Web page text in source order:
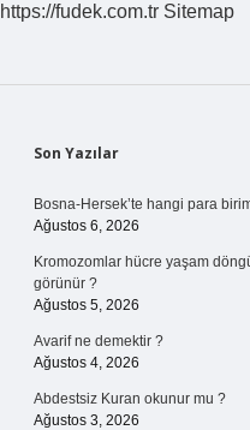
https://fudek.com.tr Sitemap
Sidebar
Son Yazılar
Bosna-Hersek’te hangi para
Ağustos 6, 2026
Kromozomlar hücre yaşam
görünür ?
Ağustos 5, 2026
Avarif ne demektir ?
Ağustos 4, 2026
Abdestsiz Kuran okunur mu ?
Ağustos 3, 2026